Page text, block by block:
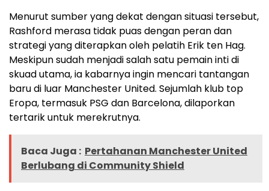
Menurut sumber yang dekat dengan situasi tersebut,
Rashford merasa tidak puas dengan peran dan
strategi yang diterapkan oleh pelatih Erik ten Hag.
Meskipun sudah menjadi salah satu pemain inti di
skuad utama, ia kabarnya ingin mencari tantangan
baru di luar Manchester United. Sejumlah klub top
Eropa, termasuk PSG dan Barcelona, dilaporkan
tertarik untuk merekrutnya.
Baca Juga : Pertahanan Manchester United
Berlubang di Community Shield